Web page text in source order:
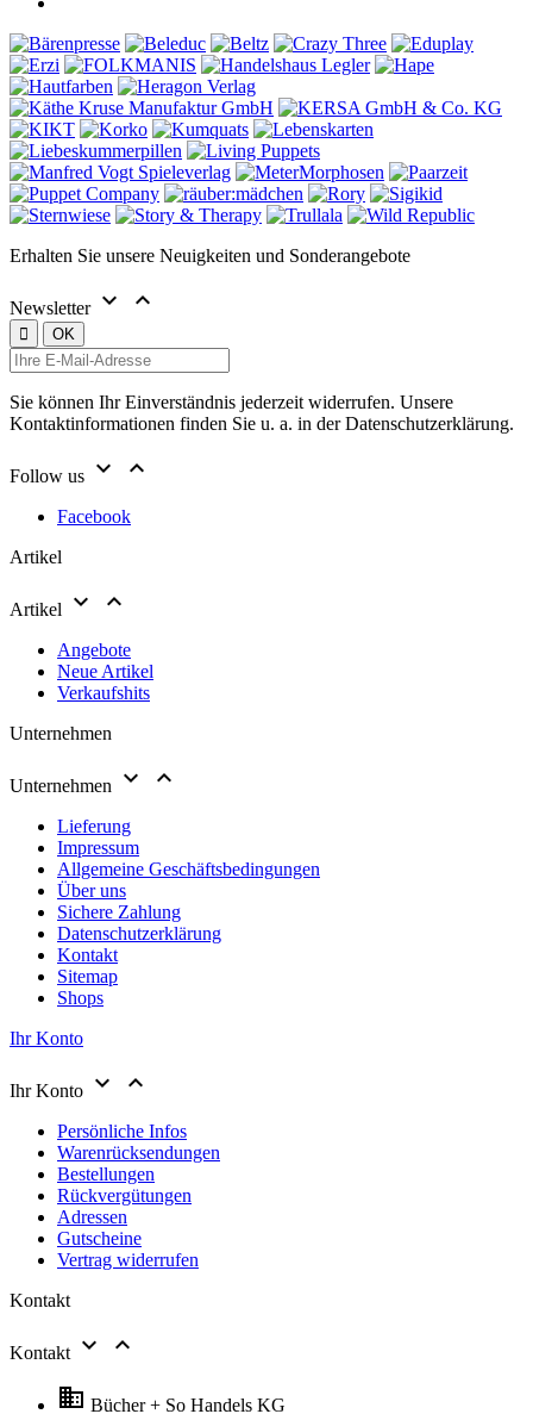
Erhalten Sie unsere Neuigkeiten und Sonderangebote
Newsletter  
Sie können Ihr Einverständnis jederzeit widerrufen. Unsere
Kontaktinformationen finden Sie u. a. in der Datenschutzerklärung.
Follow us  
Facebook
Artikel
Artikel  
Angebote
Neue Artikel
Verkaufshits
Unternehmen
Unternehmen  
Lieferung
Impressum
Allgemeine Geschäftsbedingungen
Über uns
Sichere Zahlung
Datenschutzerklärung
Kontakt
Sitemap
Shops
Ihr Konto
Ihr Konto  
Persönliche Infos
Warenrücksendungen
Bestellungen
Rückvergütungen
Adressen
Gutscheine
Vertrag widerrufen
Kontakt
Kontakt 

 Bücher + So Handels KG